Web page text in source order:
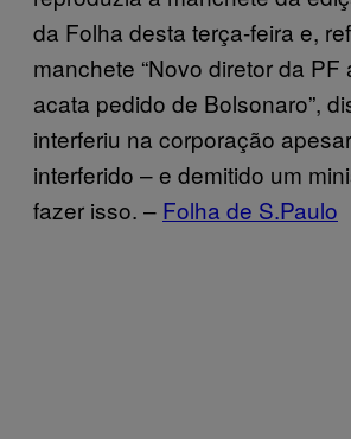
da Folha desta terça-feira e,
manchete “Novo diretor da PF
acata pedido de Bolsonaro”,
interferiu na corporação
interferido – e demitido um
fazer isso. – Folha de S.Paulo